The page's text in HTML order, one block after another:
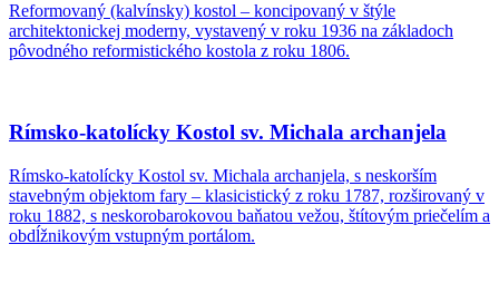
Reformovaný (kalvínsky) kostol – koncipovaný v štýle
architektonickej moderny, vystavený v roku 1936 na základoch
pôvodného reformistického kostola z roku 1806.
Rímsko-katolícky Kostol sv. Michala archanjela
Rímsko-katolícky Kostol sv. Michala archanjela, s neskorším
stavebným objektom fary – klasicistický z roku 1787, rozširovaný v
roku 1882, s neskorobarokovou baňatou vežou, štítovým priečelím a
obdĺžnikovým vstupným portálom.